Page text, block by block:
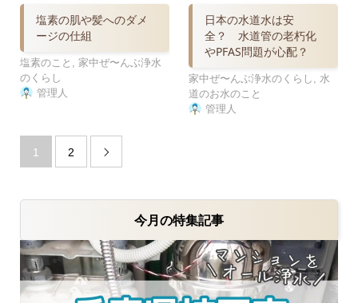
塩素の肌や髪へのダメ
ージの仕組
塩素のこと
家中ぜ〜んぶ浄水
のくらし
管理人
日本の水道水は安
全？ 水道管の老朽化
やPFAS問題が心配？
家中ぜ〜んぶ浄水のくらし
水
道のお水のこと
管理人
1 2 
今月の特集記事